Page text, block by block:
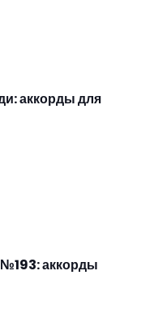
аккорды для
аккорды